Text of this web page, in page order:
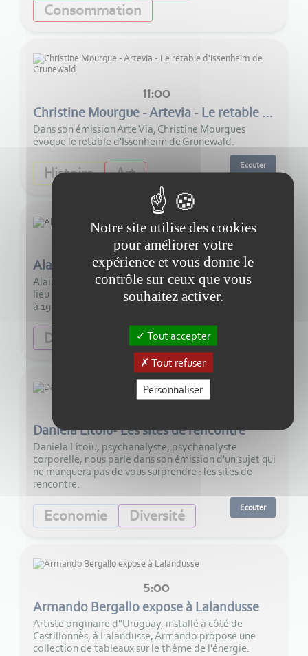
Consommation
11:00
Christine Mourgue - Artevia - Le retable d'Issenheim de Grunewald
Dans son émission Arte Via, Christine Mourgues
évoque le retable d'Issenheim de Grunewald.
Histoire Art Ecouter
11:00
Alain Leclerc - La fête Romaine d'Eysses
Alain Leclerc nous parle de la Fête romaine qui aura
lieu à la plaine d’Eysses dimanche 9 août de 10 heures
à 19 heures.
Diversité Tradition
Daniela Litoïu- Les sites de rencontre
Daniela Litoïu, psychanalyste, psychanalyste
corporelle, nous parle dans son émission d'un sujet qui
ne manquera pas de vous surprendre : les sites de
rencontre.
Economie Diversité Ecouter
5:00
Armando Bergallo expose à Lalandusse
Artiste originaire d"Uruguay, installé à côté de
Castillonnès, à Lalandusse, Armando propose une
collection de tableaux sur le thème de l'énergie.
Notre site utilise des cookies
pour améliorer votre
expérience et vous donne le
contrôle sur ceux que vous
souhaitez activer.
Tout accepter
Tout refuser
Personnaliser